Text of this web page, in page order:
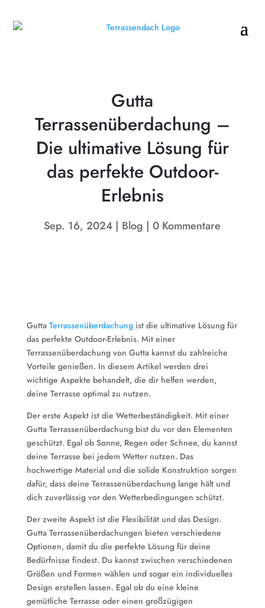
Gutta
Terrassenüberdachung –
Die ultimative Lösung für
das perfekte Outdoor-
Erlebnis
Sep. 16, 2024 Blog 0 Kommentare
Gutta Terrassenüberdachungist die ultimative Lösung für
das perfekte Outdoor-Erlebnis. Mit einer
Terrassenüberdachung von Gutta kannst du zahlreiche
Vorteile genießen. In diesem Artikel werden drei
wichtige Aspekte behandelt, die dir helfen werden,
deine Terrasse optimal zu nutzen.
Der erste Aspekt ist die Wetterbeständigkeit. Mit einer
Gutta Terrassenüberdachung bist du vor den Elementen
geschützt. Egal ob Sonne, Regen oder Schnee, du kannst
deine Terrasse bei jedem Wetter nutzen. Das
hochwertige Material und die solide Konstruktion sorgen
dafür, dass deine Terrassenüberdachung lange hält und
dich zuverlässig vor den Wetterbedingungen schützt.
Der zweite Aspekt ist die Flexibilität und das Design.
Gutta Terrassenüberdachungen bieten verschiedene
Optionen, damit du die perfekte Lösung für deine
Bedürfnisse findest. Du kannst zwischen verschiedenen
Größen und Formen wählen und sogar ein individuelles
Design erstellen lassen. Egal ob du eine kleine
gemütliche Terrasse oder einen großzügigen